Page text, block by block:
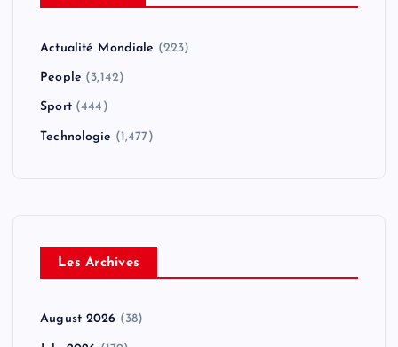
Actualité Mondiale (223)
People (3,142)
Sport(444)
Technologie (1,477)
Les Archives
August 2026 (38)